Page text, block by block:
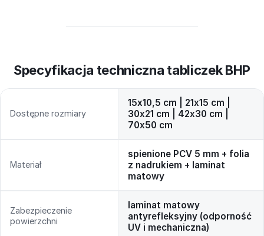
Specyfikacja techniczna tabliczek BHP
Dostępne rozmiary
15x10,5 cm | 21x15 cm |
30x21 cm | 42x30 cm |
70x50 cm
Materiał
spienione PCV 5 mm + folia
z nadrukiem + laminat
matowy
Zabezpieczenie
powierzchni
laminat matowy
antyrefleksyjny (odporność
UV i mechaniczna)